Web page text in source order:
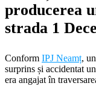
producerea
strada 1
Conform IPJ Neamț,
surprins și accidentat
era angajat în